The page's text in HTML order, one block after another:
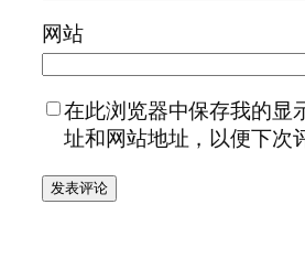
网站
在此浏览器中保存我的显
址和网站地址，以便下次